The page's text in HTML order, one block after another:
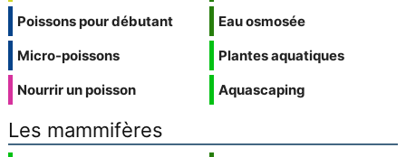
Poissons pour débutant
Micro-poissons
Nourrir un poisson
Eau osmosée
Plantes aquatiques
Aquascaping
Les mammifères